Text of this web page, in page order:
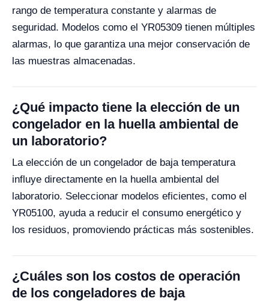
rango de temperatura constante y alarmas de
seguridad. Modelos como el YR05309 tienen múltiples
alarmas, lo que garantiza una mejor conservación de
las muestras almacenadas.
¿Qué impacto tiene la elección de un
congelador en la huella ambiental de
un laboratorio?
La elección de un congelador de baja temperatura
influye directamente en la huella ambiental del
laboratorio. Seleccionar modelos eficientes, como el
YR05100, ayuda a reducir el consumo energético y
los residuos, promoviendo prácticas más sostenibles.
¿Cuáles son los costos de operación
de los congeladores de baja